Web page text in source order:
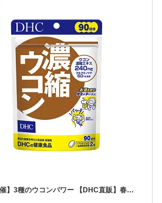
【店内P最大18倍以上開催】3種のウコンパワー 【DHC直販】春ウコン 秋ウコン 紫ウコンの3種類をブレンド 濃縮ウコン 徳用90日分 | dhc サプリメント サプリ ウコン クルクミン お酒 肝機能 アルコール ウコンサプリ 肝臓 粒 健康 外食 二日酔い 錠剤 活力 クルクミンサプリ